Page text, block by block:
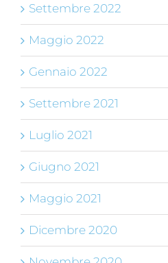
Settembre 2022
Maggio 2022
Gennaio 2022
Settembre 2021
Luglio 2021
Giugno 2021
Maggio 2021
Dicembre 2020